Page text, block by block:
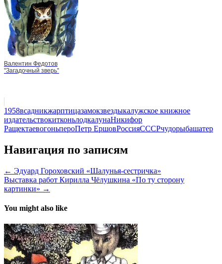
Валентин Федотов
"Загадочный зверь"
1958всадникжарптицазамокзвездыкалужское книжное
издательствокитконьлодкалунаНикифор
РащектаевогоньпероПетр ЕршовРоссияСССРчудорыбашатер
Навигация по записям
← Эдуард Гороховский «Шалунья-сестричка»
Выставка работ Кирилла Чёлушкина «По ту сторону
картинки» →
You might also like